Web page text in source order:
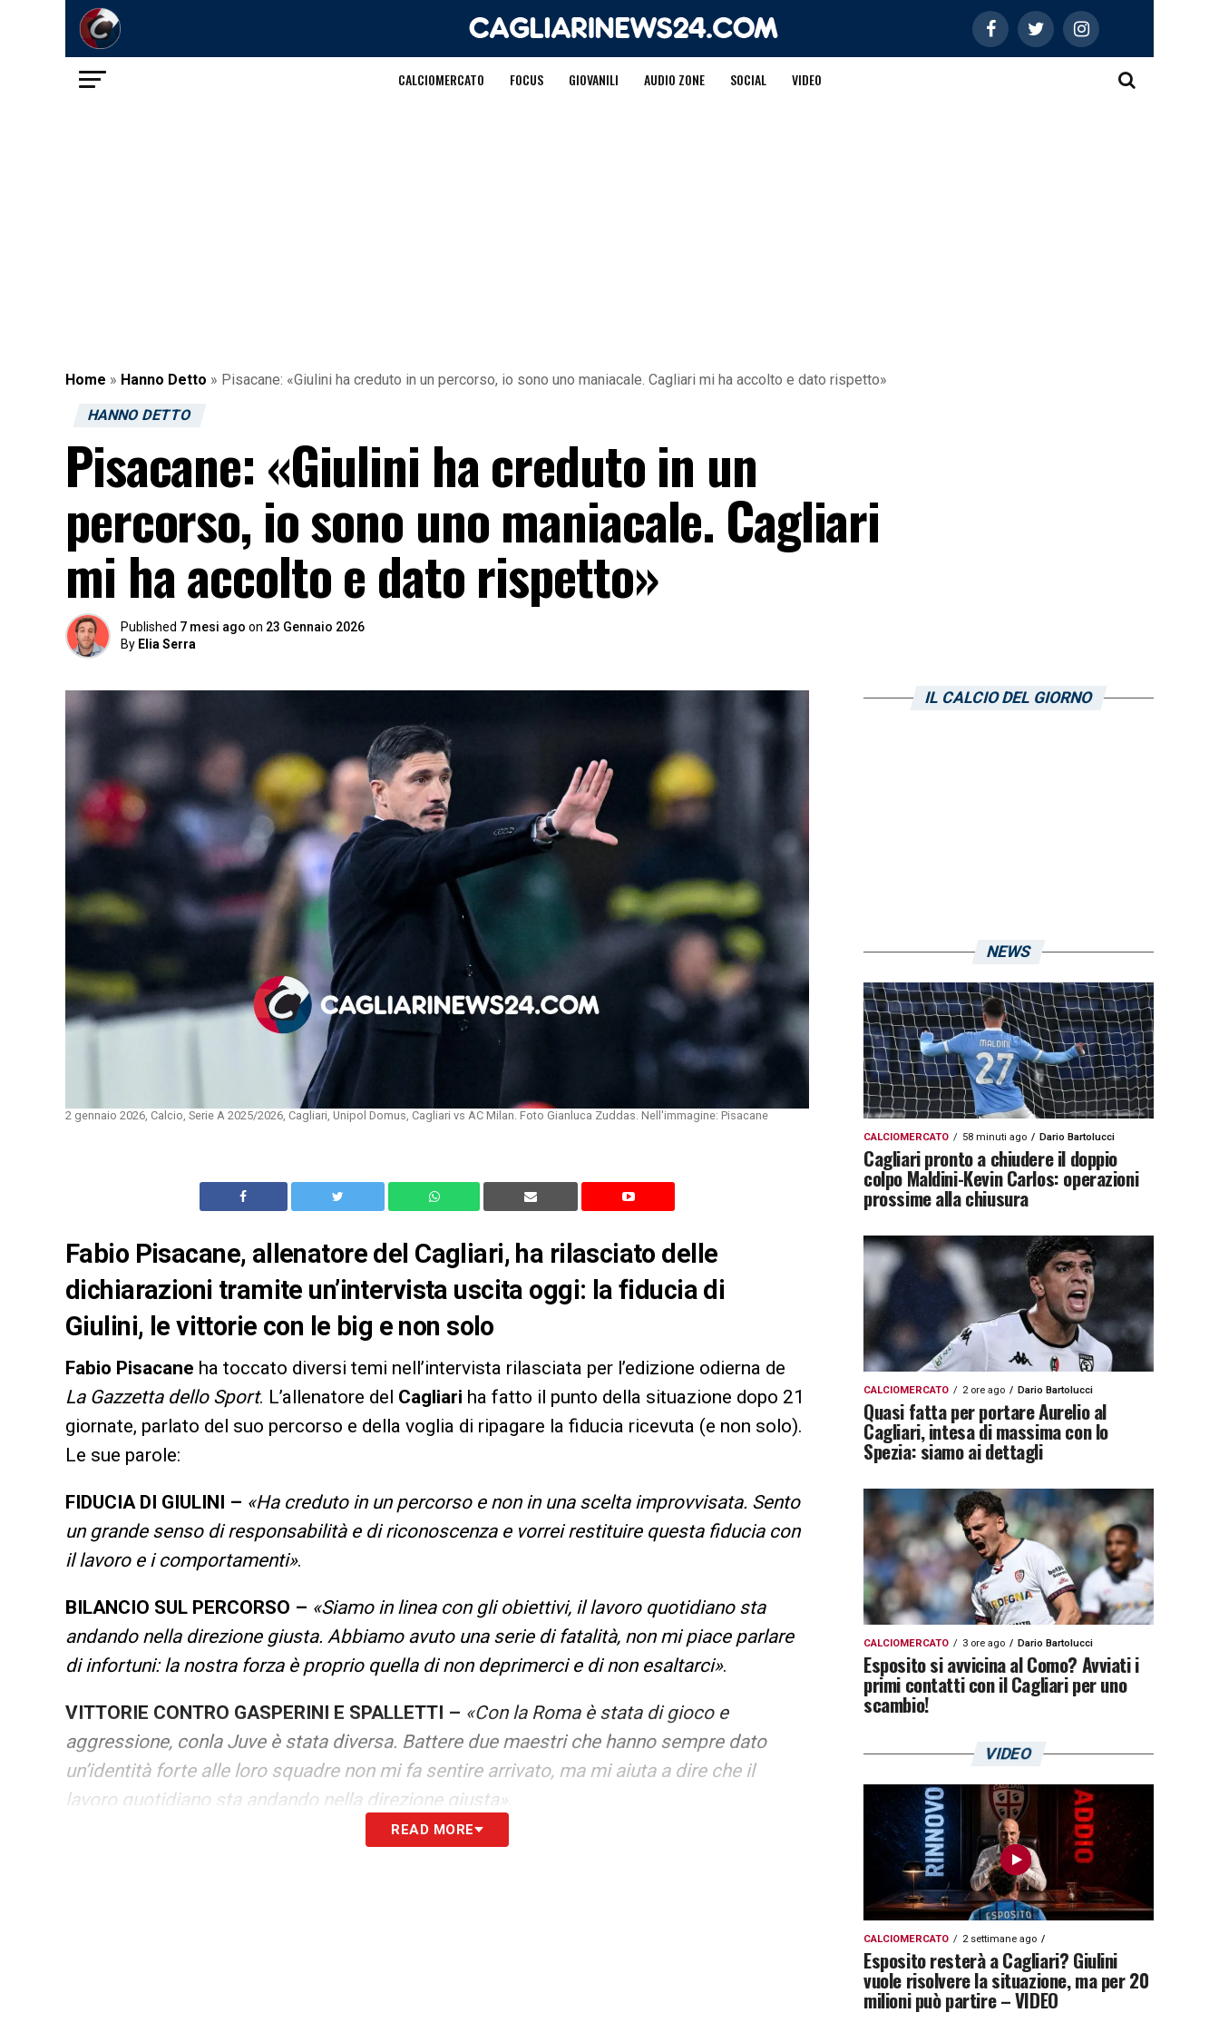
CALCIOMERCATO FOCUS GIOVANILI AUDIO ZONE SOCIAL VIDEO
Home » Hanno Detto » Pisacane: «Giulini ha creduto in un percorso, io sono uno maniacale. Cagliari mi ha accolto e dato rispetto»
HANNO DETTO
Pisacane: «Giulini ha creduto in un
percorso, io sono uno maniacale. Cagliari
mi ha accolto e dato rispetto»
Published 7 mesi ago on 23 Gennaio 2026
By Elia Serra
2 gennaio 2026, Calcio, Serie A 2025/2026, Cagliari, Unipol Domus, Cagliari vs AC Milan. Foto Gianluca Zuddas. Nell'immagine: Pisacane
Fabio Pisacane, allenatore del Cagliari, ha rilasciato delle
dichiarazioni tramite un’intervista uscita oggi: la fiducia di
Giulini, le vittorie con le big e non solo
Fabio Pisacane ha toccato diversi temi nell’intervista rilasciata per l’edizione odierna de
La Gazzetta dello Sport. L’allenatore del Cagliari ha fatto il punto della situazione dopo 21
giornate, parlato del suo percorso e della voglia di ripagare la fiducia ricevuta (e non solo).
Le sue parole:
FIDUCIA DI GIULINI – «Ha creduto in un percorso e non in una scelta improvvisata. Sento
un grande senso di responsabilità e di riconoscenza e vorrei restituire questa fiducia con
il lavoro e i comportamenti».
BILANCIO SUL PERCORSO – «Siamo in linea con gli obiettivi, il lavoro quotidiano sta
andando nella direzione giusta. Abbiamo avuto una serie di fatalità, non mi piace parlare
di infortuni: la nostra forza è proprio quella di non deprimerci e di non esaltarci».
VITTORIE CONTRO GASPERINI E SPALLETTI – «Con la Roma è stata di gioco e
aggressione, conla Juve è stata diversa. Battere due maestri che hanno sempre dato
un’identità forte alle loro squadre non mi fa sentire arrivato, ma mi aiuta a dire che il
lavoro quotidiano sta andando nella direzione giusta»
LA SCELTA DI ALLENATORE E LA TIPOLOGIA DI TECNICO –
READ MORE
IL CALCIO DEL GIORNO
NEWS
CALCIOMERCATO 58 minuti ago Dario Bartolucci
Cagliari pronto a chiudere il doppio
colpo Maldini-Kevin Carlos: operazioni
prossime alla chiusura
CALCIOMERCATO 2 ore ago Dario Bartolucci
Quasi fatta per portare Aurelio al
Cagliari, intesa di massima con lo
Spezia: siamo ai dettagli
CALCIOMERCATO 3 ore ago Dario Bartolucci
Esposito si avvicina al Como? Avviati i
primi contatti con il Cagliari per uno
scambio!
VIDEO
CALCIOMERCATO 2 settimane ago
Esposito resterà a Cagliari? Giulini
vuole risolvere la situazione, ma per 20
milioni può partire – VIDEO